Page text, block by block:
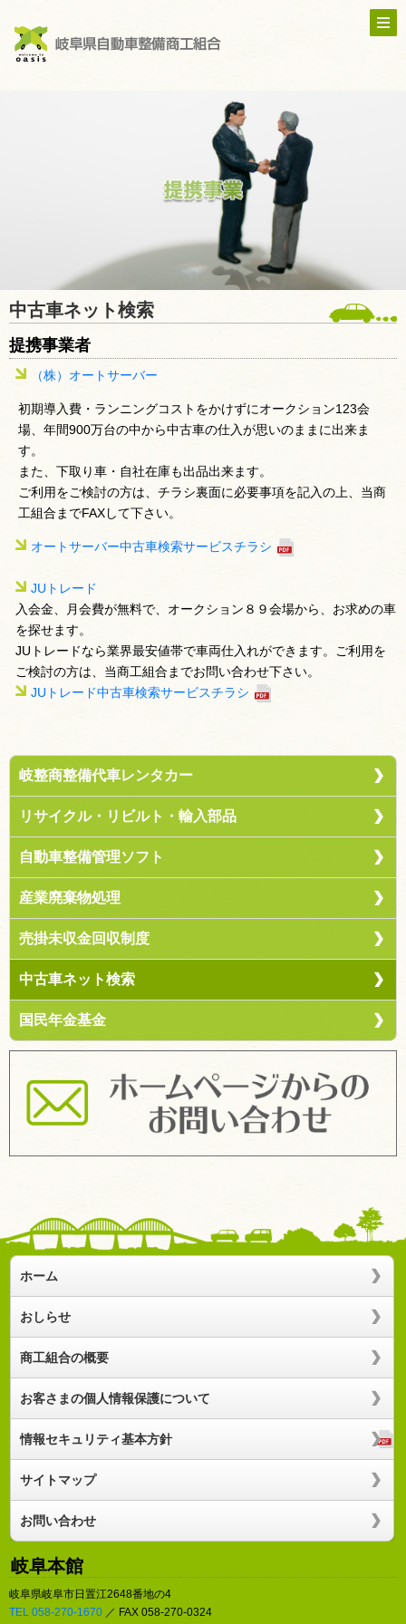
中古車ネット検索
提携事業者
（株）オートサーバー
初期導入費・ランニングコストをかけずにオークション123会
場、年間900万台の中から中古車の仕入が思いのままに出来ま
す。
また、下取り車・自社在庫も出品出来ます。
ご利用をご検討の方は、チラシ裏面に必要事項を記入の上、当商
工組合までFAXして下さい。
オートサーバー中古車検索サービスチラシ
JUトレード
入会金、月会費が無料で、オークション８９会場から、お求めの車
を探せます。
JUトレードなら業界最安値帯で車両仕入れができます。ご利用を
ご検討の方は、当商工組合までお問い合わせ下さい。
JUトレード中古車検索サービスチラシ
岐整商整備代車レンタカー
リサイクル・リビルト・輸入部品
自動車整備管理ソフト
産業廃棄物処理
売掛未収金回収制度
中古車ネット検索
国民年金基金
ホーム
おしらせ
商工組合の概要
お客さまの個人情報保護について
情報セキュリティ基本方針
サイトマップ
お問い合わせ
岐阜本館
岐阜県岐阜市日置江2648番地の4
TEL 058-270-1670 ／ FAX 058-270-0324